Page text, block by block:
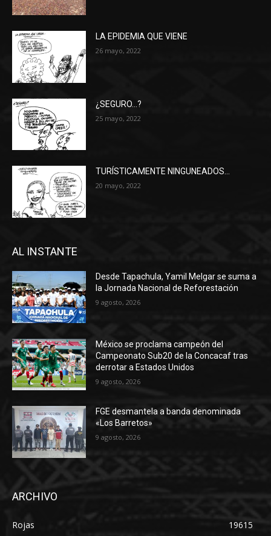
LA EPIDEMIA QUE VIENE
26 mayo, 2022
¿SEGURO…?
25 mayo, 2022
TURÍSTICAMENTE NINGUNEADOS…
20 mayo, 2022
AL INSTANTE
Desde Tapachula, Yamil Melgar se suma a
la Jornada Nacional de Reforestación
9 agosto, 2026
México se proclama campeón del
Campeonato Sub20 de la Concacaf tras
derrotar a Estados Unidos
9 agosto, 2026
FGE desmantela a banda denominada
«Los Barretos»
9 agosto, 2026
ARCHIVO
Rojas
19615